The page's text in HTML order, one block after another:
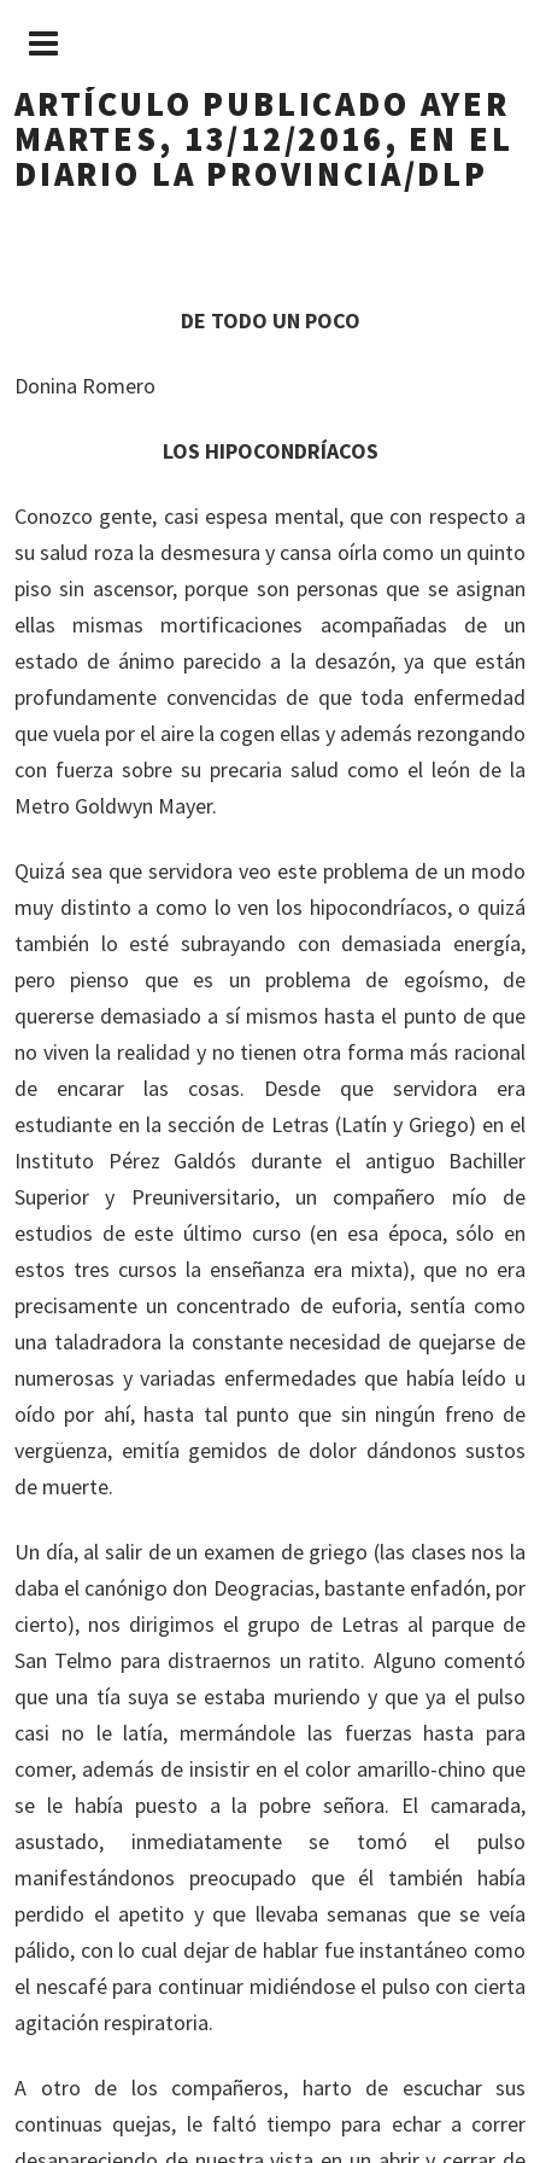
ARTÍCULO PUBLICADO AYER
MARTES, 13/12/2016, EN EL
DIARIO LA PROVINCIA/DLP
DE TODO UN POCO
Donina Romero
LOS HIPOCONDRÍACOS
Conozco gente, casi espesa mental, que con respecto a
su salud roza la desmesura y cansa oírla como un quinto
piso sin ascensor, porque son personas que se asignan
ellas mismas mortificaciones acompañadas de un
estado de ánimo parecido a la desazón, ya que están
profundamente convencidas de que toda enfermedad
que vuela por el aire la cogen ellas y además rezongando
con fuerza sobre su precaria salud como el león de la
Metro Goldwyn Mayer.
Quizá sea que servidora veo este problema de un modo
muy distinto a como lo ven los hipocondríacos, o quizá
también lo esté subrayando con demasiada energía,
pero pienso que es un problema de egoísmo, de
quererse demasiado a sí mismos hasta el punto de que
no viven la realidad y no tienen otra forma más racional
de encarar las cosas. Desde que servidora era
estudiante en la sección de Letras (Latín y Griego) en el
Instituto Pérez Galdós durante el antiguo Bachiller
Superior y Preuniversitario, un compañero mío de
estudios de este último curso (en esa época, sólo en
estos tres cursos la enseñanza era mixta), que no era
precisamente un concentrado de euforia, sentía como
una taladradora la constante necesidad de quejarse de
numerosas y variadas enfermedades que había leído u
oído por ahí, hasta tal punto que sin ningún freno de
vergüenza, emitía gemidos de dolor dándonos sustos
de muerte.
Un día, al salir de un examen de griego (las clases nos la
daba el canónigo don Deogracias, bastante enfadón, por
cierto), nos dirigimos el grupo de Letras al parque de
San Telmo para distraernos un ratito. Alguno comentó
que una tía suya se estaba muriendo y que ya el pulso
casi no le latía, mermándole las fuerzas hasta para
comer, además de insistir en el color amarillo-chino que
se le había puesto a la pobre señora. El camarada,
asustado, inmediatamente se tomó el pulso
manifestándonos preocupado que él también había
perdido el apetito y que llevaba semanas que se veía
pálido, con lo cual dejar de hablar fue instantáneo como
el nescafé para continuar midiéndose el pulso con cierta
agitación respiratoria.
A otro de los compañeros, harto de escuchar sus
continuas quejas, le faltó tiempo para echar a correr